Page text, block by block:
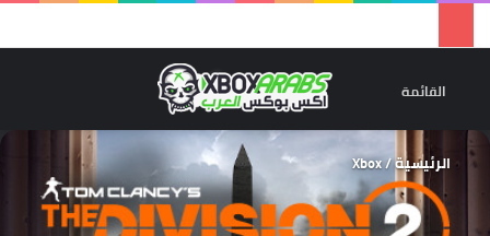
القائمة
الرئيسية/
Xbox